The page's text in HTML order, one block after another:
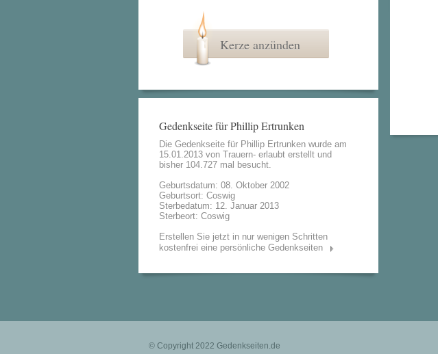
Kerze anzünden
Gedenkseite für Phillip Ertrunken
Die Gedenkseite für Phillip Ertrunken wurde am
15.01.2013 von Trauern- erlaubt erstellt und
bisher 104.727 mal besucht.
Geburtsdatum: 08. Oktober 2002
Geburtsort: Coswig
Sterbedatum: 12. Januar 2013
Sterbeort: Coswig
Erstellen Sie jetzt in nur wenigen Schritten
kostenfrei eine persönliche Gedenkseiten
© Copyright 2022 Gedenkseiten.de